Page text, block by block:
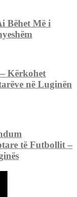
Bëhet Më i
Kërkohet
në Luginën
të Futbollit –